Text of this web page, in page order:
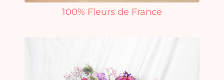
100% Fleurs de France